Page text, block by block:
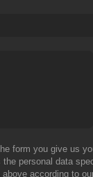
form you give us
personal data
according to